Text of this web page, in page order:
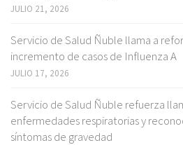
JULIO 21, 2026
Servicio de Salud Ñuble llama a
incremento de casos de Influenza A
JULIO 17, 2026
Servicio de Salud Ñuble refuerza
enfermedades respiratorias y
síntomas de gravedad